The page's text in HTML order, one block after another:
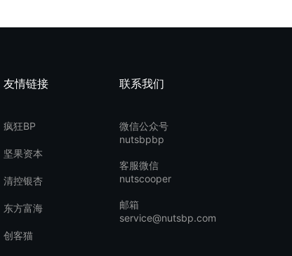
友情链接
疯狂BP
坚果资本
清控银杏
东方富海
创客猫
联系我们
微信公众号
nutsbpbp
客服微信
nutscooper
邮箱
service@nutsbp.com